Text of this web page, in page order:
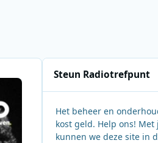
Steun Radiotrefpunt
Het beheer en
kost geld. Help ons!
kunnen we deze site in